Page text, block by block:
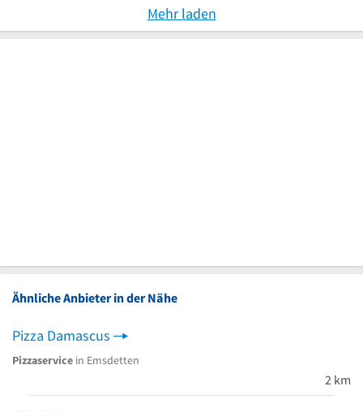
Mehr laden
Ähnliche Anbieter in der Nähe
Pizza Damascus
Pizzaservice in Emsdetten
2 km